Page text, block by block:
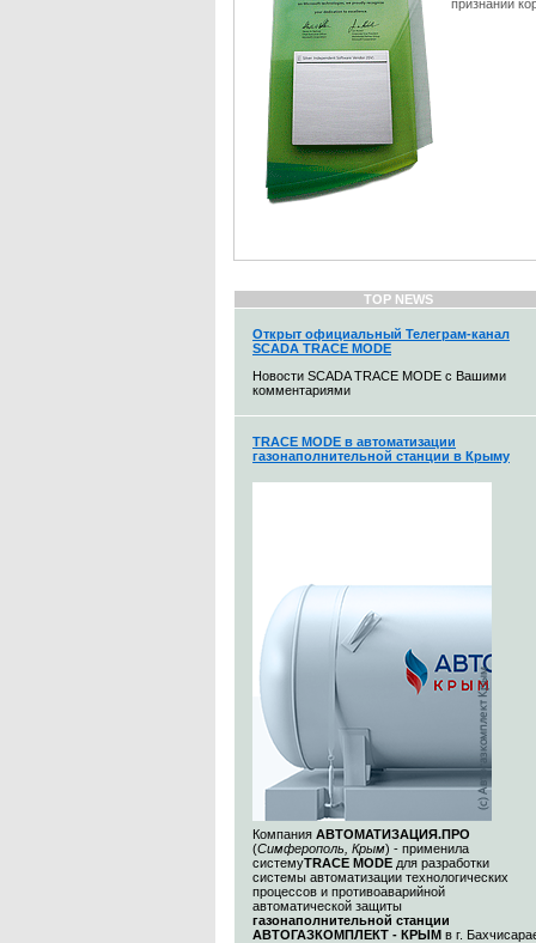
признании
TOP NEWS
Открыт официальный Телеграм-канал
SCADA TRACE MODE
Новости SCADA TRACE MODE с Вашими
комментариями
TRACE MODE в автоматизации
газонаполнительной станции в Крыму
Компания АВТОМАТИЗАЦИЯ.ПРО
(Симферополь, Крым) - применила
системуTRACE MODE для разработки
системы автоматизации технологических
процессов и противоаварийной
автоматической защиты
газонаполнительной станции
АВТОГАЗКОМПЛЕКТ - КРЫМ в г.